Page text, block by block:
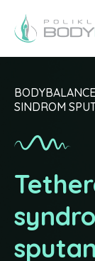
BODYBALANCE
SINDROM